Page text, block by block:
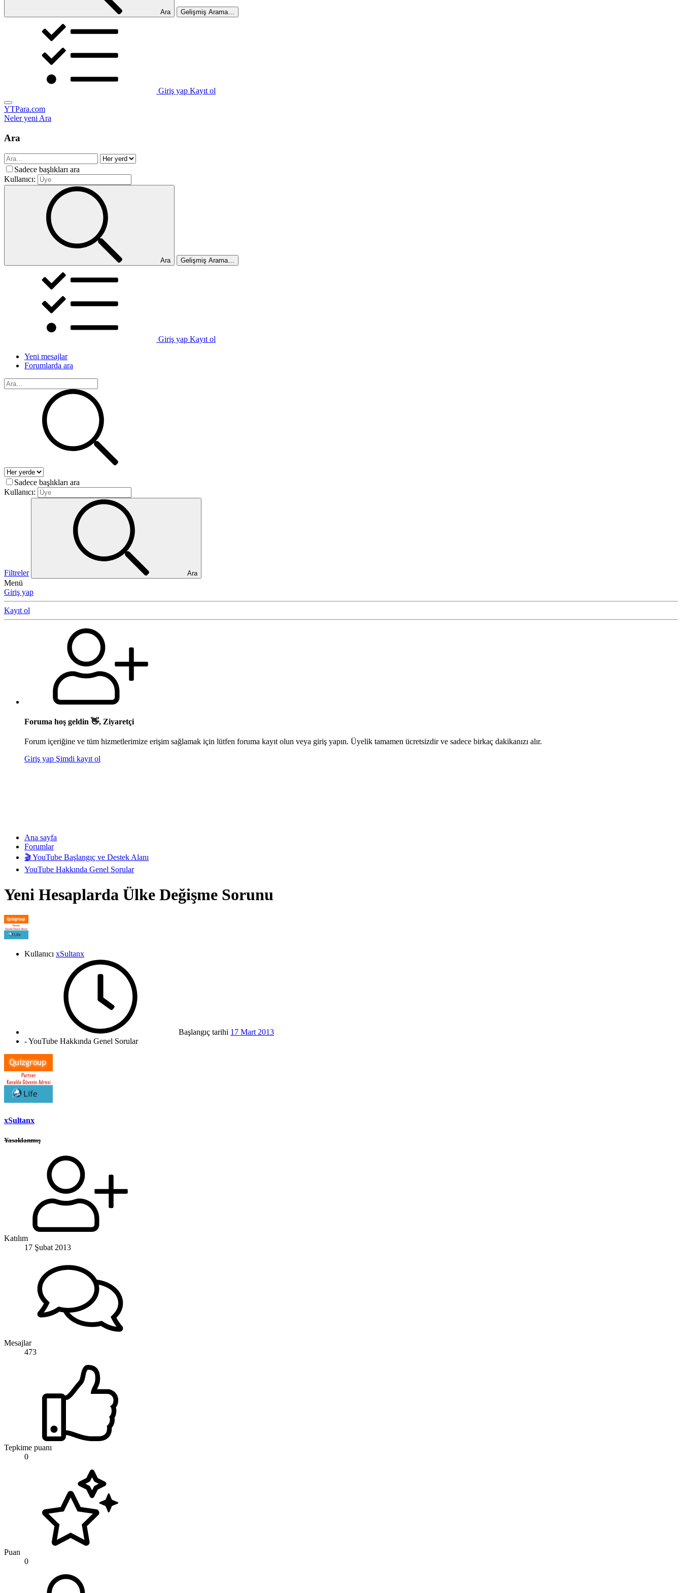
Ara Gelişmiş Arama…
Giriş yap Kayıt ol
YTPara.com
Neler yeniAra
Ara
Sadece başlıkları ara
Kullanıcı:
Ara Gelişmiş Arama…
Giriş yap Kayıt ol
Yeni mesajlar
Forumlarda ara
Sadece başlıkları ara
Kullanıcı:
Filtreler Ara
Menü
Giriş yap
Kayıt ol
Foruma hoş geldin 👋, Ziyaretçi
Forum içeriğine ve tüm hizmetlerimize erişim sağlamak için lütfen foruma kayıt olun veya giriş yapın. Üyelik tamamen ücretsizdir ve sadece birkaç dakikanızı alır.
Giriş yap Şimdi kayıt ol
Ana sayfa
Forumlar
🎬 YouTube Başlangıç ve Destek Alanı
YouTube Hakkında Genel Sorular
Yeni Hesaplarda Ülke Değişme Sorunu
Kullanıcı xSultanx
Başlangıç tarihi 17 Mart 2013
- YouTube Hakkında Genel Sorular
xSultanx
Yasaklanmış
Katılım
17 Şubat 2013
Mesajlar
473
Tepkime puanı
0
Puan
0